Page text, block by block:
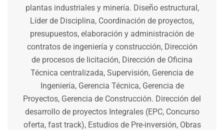
plantas industriales y minería. Diseño estructural,
Líder de Disciplina, Coordinación de proyectos,
presupuestos, elaboración y administración de
contratos de ingeniería y construcción, Dirección
de procesos de licitación, Dirección de Oficina
Técnica centralizada, Supervisión, Gerencia de
Ingeniería, Gerencia Técnica, Gerencia de
Proyectos, Gerencia de Construcción. Dirección del
desarrollo de proyectos Integrales (EPC, Concurso
oferta, fast track), Estudios de Pre-inversión, Obras